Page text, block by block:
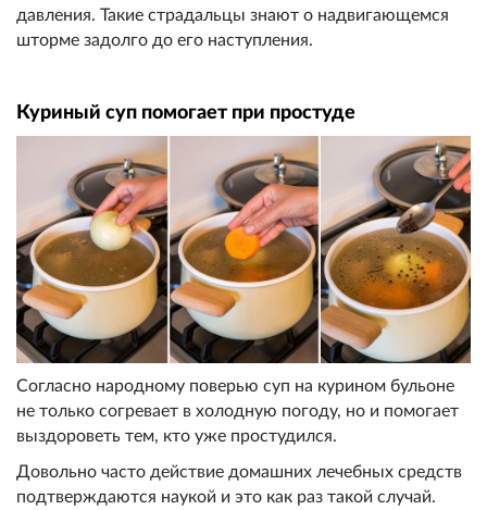
давления. Такие страдальцы знают о надвигающемся
шторме задолго до его наступления.
Куриный суп помогает при простуде
Согласно народному поверью суп на курином бульоне
не только согревает в холодную погоду, но и помогает
выздороветь тем, кто уже простудился.
Довольно часто действие домашних лечебных средств
подтверждаются наукой и это как раз такой случай.